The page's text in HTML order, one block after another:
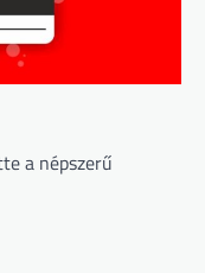
a népszerű